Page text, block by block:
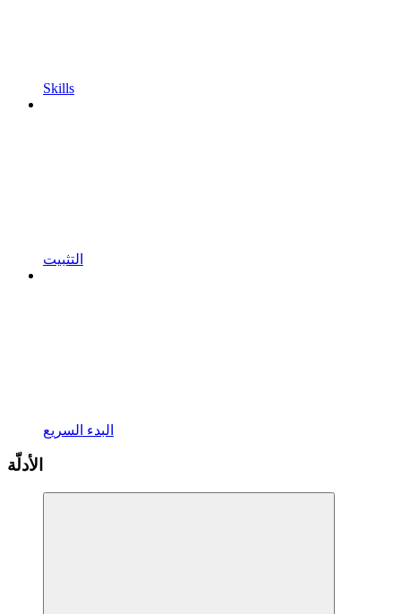
Skills
التثبيت
البدء السريع
الأدلّة